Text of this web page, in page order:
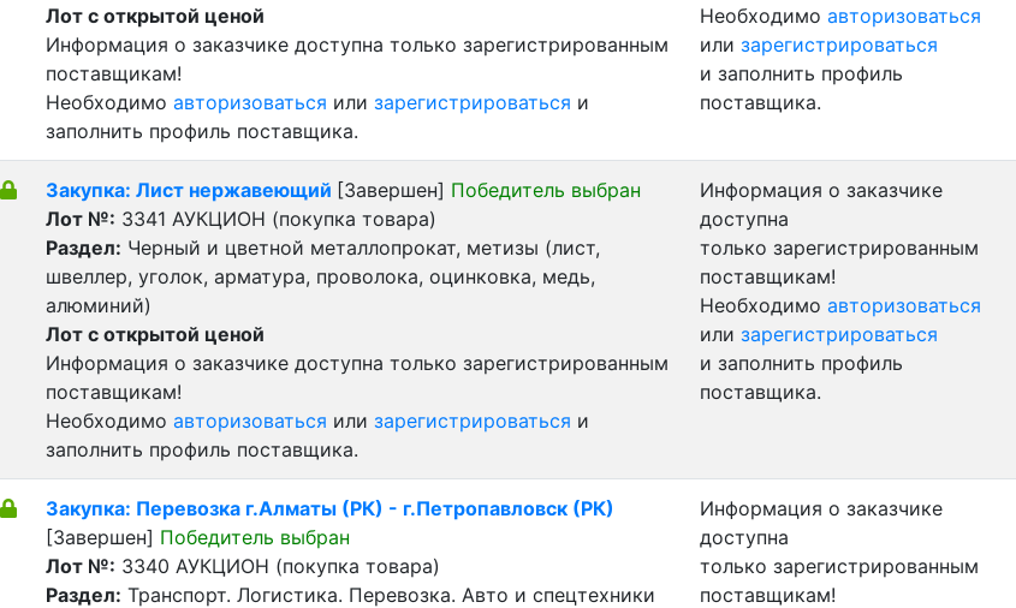
Лот с открытой ценой
Информация о заказчике доступна только зарегистрированным
поставщикам!
Необходимо авторизоваться или зарегистрироваться и
заполнить профиль поставщика.
Необходимо авторизоваться
или зарегистрироваться
и заполнить профиль
поставщика.
Закупка: Лист нержавеющий [Завершен] Победитель выбран
Лот №: 3341 АУКЦИОН (покупка товара)
Раздел: Черный и цветной металлопрокат, метизы (лист,
швеллер, уголок, арматура, проволока, оцинковка, медь,
алюминий)
Лот с открытой ценой
Информация о заказчике доступна только зарегистрированным
поставщикам!
Необходимо авторизоваться или зарегистрироваться и
заполнить профиль поставщика.
Информация о заказчике
доступна
только зарегистрированным
поставщикам!
Необходимо авторизоваться
или зарегистрироваться
и заполнить профиль
поставщика.
Закупка: Перевозка г.Алматы (РК) - г.Петропавловск (РК)
[Завершен] Победитель выбран
Лот №: 3340 АУКЦИОН (покупка товара)
Раздел: Транспорт. Логистика. Перевозка. Авто и спецтехники
Информация о заказчике
доступна
только зарегистрированным
поставщикам!